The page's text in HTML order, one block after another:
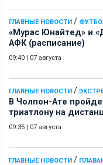
ГЛАВНЫЕ НОВОСТИ /
«Мурас Юнайтед» и
АФК (расписание)
09:40 | 07 августа
ГЛАВНЫЕ НОВОСТИ /
В Чолпон-Ате
триатлону на
09:35 | 07 августа
ГЛАВНЫЕ НОВОСТИ /